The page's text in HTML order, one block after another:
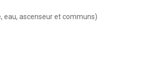
eau, ascenseur et communs)